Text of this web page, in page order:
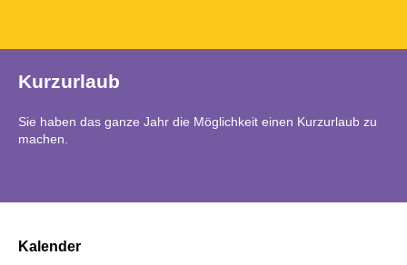
Kurzurlaub
Sie haben das ganze Jahr die Möglichkeit einen Kurzurlaub zu
machen.
Kalender